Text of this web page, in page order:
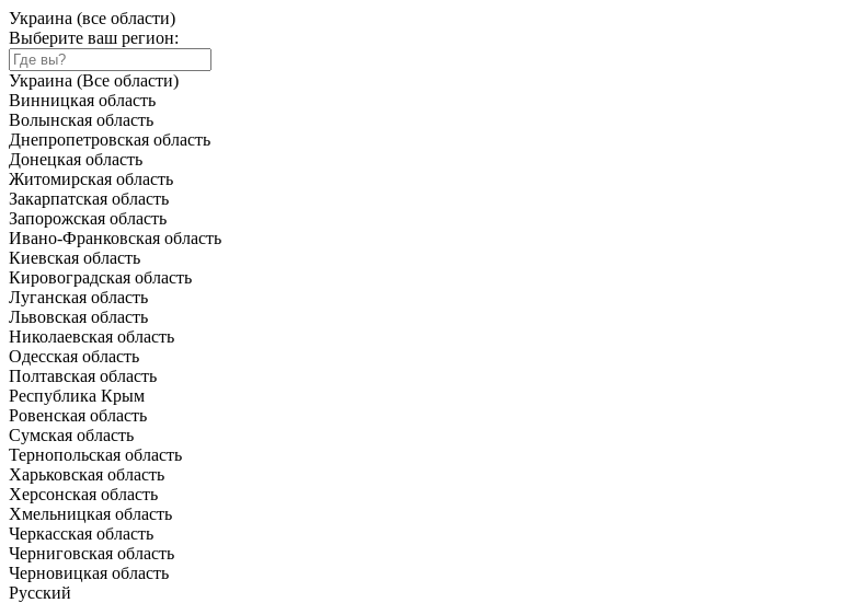
Украина (все области)
Выберите ваш регион:
Украина (Все области)
Винницкая область
Волынская область
Днепропетровская область
Донецкая область
Житомирская область
Закарпатская область
Запорожская область
Ивано-Франковская область
Киевская область
Кировоградская область
Луганская область
Львовская область
Николаевская область
Одесская область
Полтавская область
Республика Крым
Ровенская область
Сумская область
Тернопольская область
Харьковская область
Херсонская область
Хмельницкая область
Черкасская область
Черниговская область
Черновицкая область
Русский